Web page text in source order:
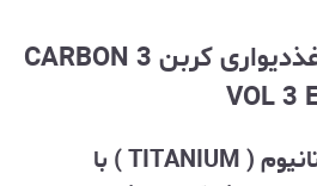
واردکننده آلبوم کاغذدیواری کربن 3 CARBON
VOL 3
آلبوم کاغذدیواری تیتانیوم ( TITANIUM ) با